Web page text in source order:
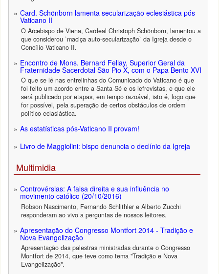
Card. Schönborn lamenta secularização eclesiástica pós
Vaticano II
O Arcebispo de Viena, Cardeal Christoph Schönborn, lamentou a
que considerou `maciça auto-secularização` da Igreja desde o
Concílio Vaticano II.
Encontro de Mons. Bernard Fellay, Superior Geral da
Fraternidade Sacerdotal São Pio X, com o Papa Bento XVI
O que se lê nas entrelinhas do Comunicado do Vaticano é que
foi feito um acordo entre a Santa Sé e os lefrevistas, e que ele
será publicado por etapas, em tempo razoável, isto é, logo que
for possível, pela superação de certos obstáculos de ordem
político-eclasiástica.
As estatísticas pós-Vaticano II provam!
Livro de Maggiolini: bispo denuncia o declínio da Igreja
Multimidia
Controvérsias: A falsa direita e sua influência no
movimento católico (20/10/2016)
Robson Nascimento, Fernando Schlithler e Alberto Zucchi
responderam ao vivo a perguntas de nossos leitores.
Apresentação do Congresso Montfort 2014 - Tradição e
Nova Evangelização
Apresentação das palestras ministradas durante o Congresso
Montfort de 2014, que teve como tema "Tradição e Nova
Evangelização".